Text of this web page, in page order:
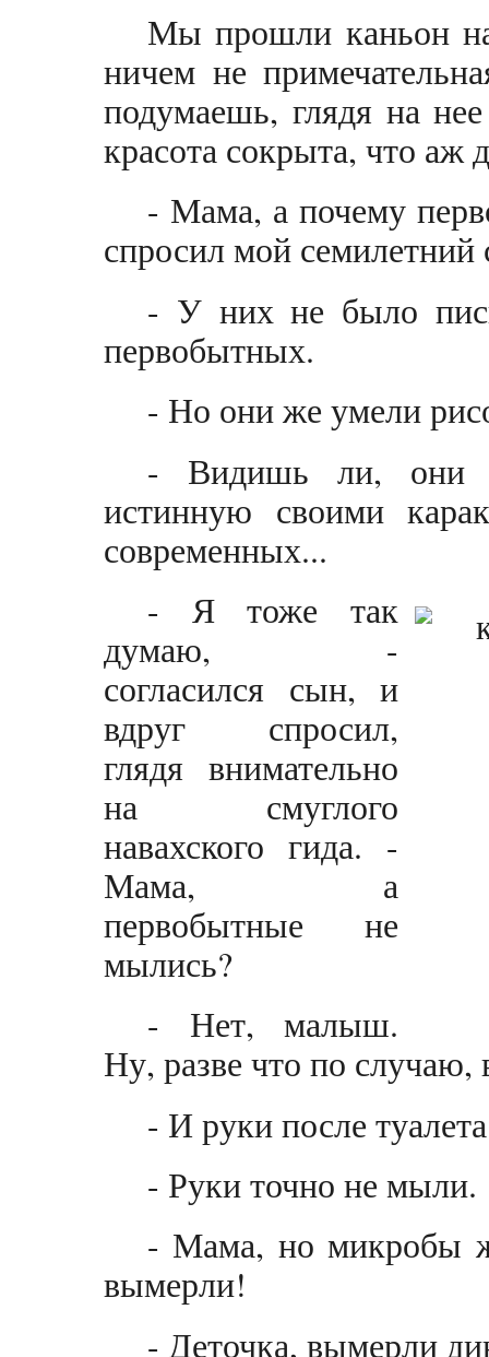
Мы прошли каньон
ничем не
подумаешь, глядя на
красота сокрыта, что аж
- Мама, а почему
спросил мой
- У них не было
первобытных.
- Но они же умели
- Видишь ли, они
истинную своими
современных...
- Я тоже так
думаю, -
согласился сын, и
вдруг спросил,
глядя внимательно
на смуглого
навахского гида. -
Мама, а
первобытные не
мылись?
- Нет, малыш.
Ну, разве что по
- И руки после
- Руки точно не мыли.
- Мама, но микробы
вымерли!
- Деточка, вымерли